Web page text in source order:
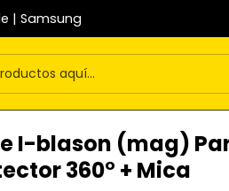
| Samsung
I-blason (mag)
360° + Mica